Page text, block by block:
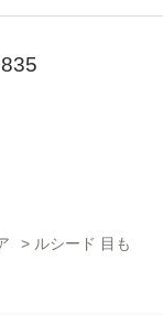
> ルシード 目も